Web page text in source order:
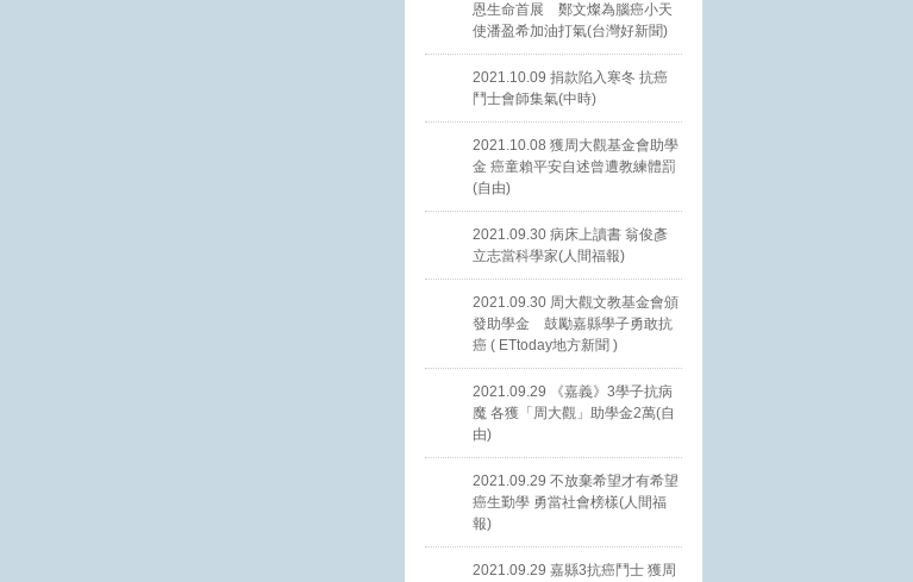
恩生命首展 鄭文燦為腦癌小天
使潘盈希加油打氣(台灣好新聞)
2021.10.09 捐款陷入寒冬 抗癌
鬥士會師集氣(中時)
2021.10.08 獲周大觀基金會助學
金 癌童賴平安自述曾遭教練體罰
(自由)
2021.09.30 病床上讀書 翁俊彥
立志當科學家(人間福報)
2021.09.30 周大觀文教基金會頒
發助學金 鼓勵嘉縣學子勇敢抗
癌 ( ETtoday地方新聞 )
2021.09.29 《嘉義》3學子抗病
魔 各獲「周大觀」助學金2萬(自
由)
2021.09.29 不放棄希望才有希望
癌生勤學 勇當社會榜樣(人間福
報)
2021.09.29 嘉縣3抗癌鬥士 獲周